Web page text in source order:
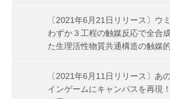
〔2021年6月21日リリース〕ウ
わずか３工程の触媒反応で全合
た生理活性物質共通構造の触媒
〔2021年6月11日リリース〕あ
インゲームにキャンパスを再現